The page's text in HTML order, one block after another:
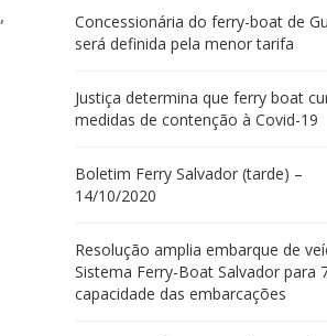
,
Concessionária do ferry-boat de
será definida pela menor tarifa
Justiça determina que ferry boat
medidas de contenção à Covid-19
Boletim Ferry Salvador (tarde) –
14/10/2020
Resolução amplia embarque de
Sistema Ferry-Boat Salvador para
capacidade das embarcações